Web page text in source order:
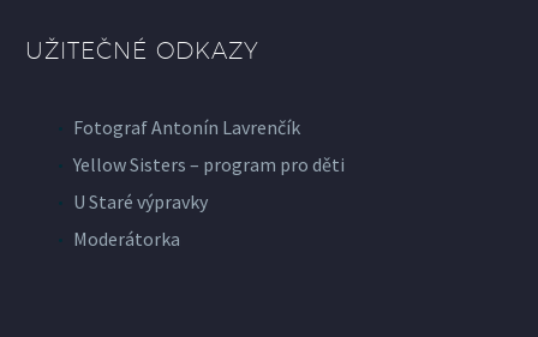
UŽITEČNÉ ODKAZY
Fotograf Antonín Lavrenčík
Yellow Sisters – program pro děti
U Staré výpravky
Moderátorka